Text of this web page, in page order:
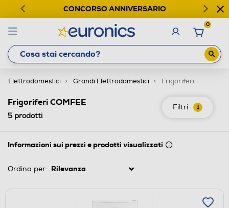
CONCORSO ANNIVERSARIO
0
Elettrodomestici Grandi Elettrodomestici Frigoriferi
Filtri 1
Frigoriferi COMFEE
5 prodotti
Informazioni sui prezzi e prodotti visualizzati
Ordina per: